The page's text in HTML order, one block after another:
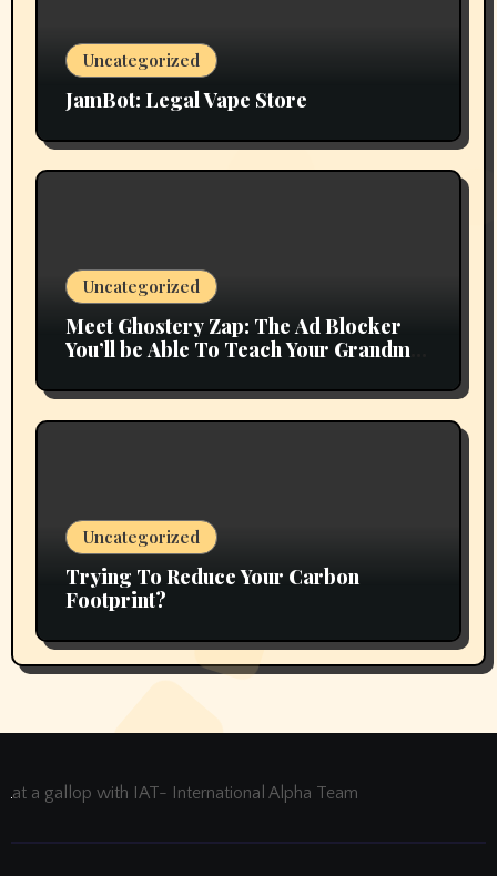
Uncategorized
JamBot: Legal Vape Store
Uncategorized
Meet Ghostery Zap: The Ad Blocker
You’ll be Able To Teach Your Grandma
Uncategorized
Trying To Reduce Your Carbon
Footprint?
at a gallop with IAT- International Alpha Team